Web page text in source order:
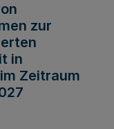
zur
in
Zeitraum